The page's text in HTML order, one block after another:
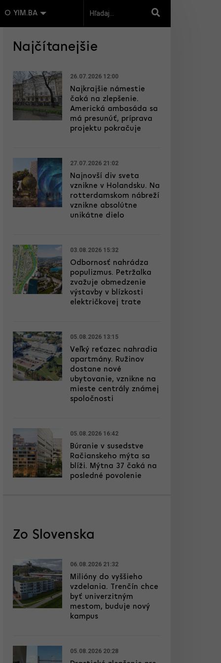
O YIM.BA
Najčítanejšie
26.07.2026 12:00
Najkrajšie námestie
čaká na zlepšenie.
Americká ambasáda sa
má presunúť, príprava
projektu pokračuje
27.07.2026 21:02
Najnovší div sveta
vznikne v Holandsku. Na
rotterdamskom nábreží
vznikne absolútne
unikátne dielo
03.08.2026 15:32
Odbornosť nahrádza
populizmus. Petržalka
zvažuje obmedzenie
výstavby v blízkosti
električkovej trate
05.08.2026 13:15
Veľký reťazec nahradia
apartmány. Ružinov
dostane nové
ubytovanie, vznikne na
mieste centrály známej
spoločnosti
05.08.2026 16:42
Búranie v susedstve
Račianskeho mýta sa
blíži. Mýtna 37 čaká na
posledné povolenie
Zo Slovenska
06.08.2026 21:32
Milióny do vyššieho
vzdelania. Trenčín chce
byť univerzitným
mestom, buduje nový
kampus
05.08.2026 20:28